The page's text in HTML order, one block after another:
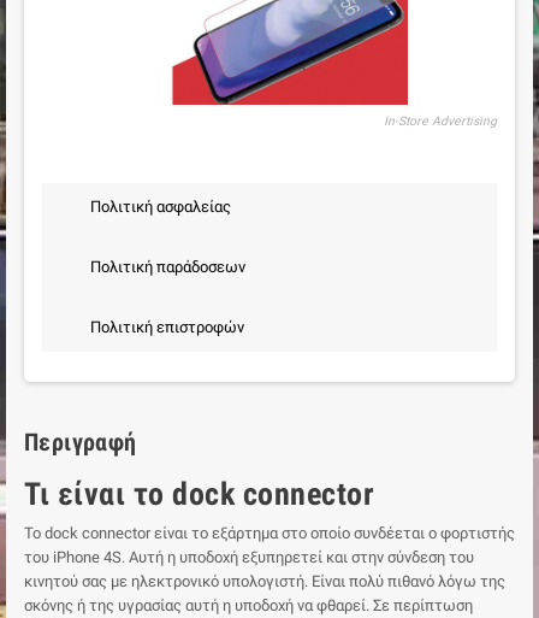
In-Store Advertising
Πολιτική ασφαλείας
Πολιτική παράδοσεων
Πολιτική επιστροφών
Περιγραφή
Τι είναι το dock connector
Το dock connector είναι το εξάρτημα στο οποίο συνδέεται ο φορτιστής
του iPhone 4S. Αυτή η υποδοχή εξυπηρετεί και στην σύνδεση του
κινητού σας με ηλεκτρονικό υπολογιστή. Είναι πολύ πιθανό λόγω της
σκόνης ή της υγρασίας αυτή η υποδοχή να φθαρεί. Σε περίπτωση